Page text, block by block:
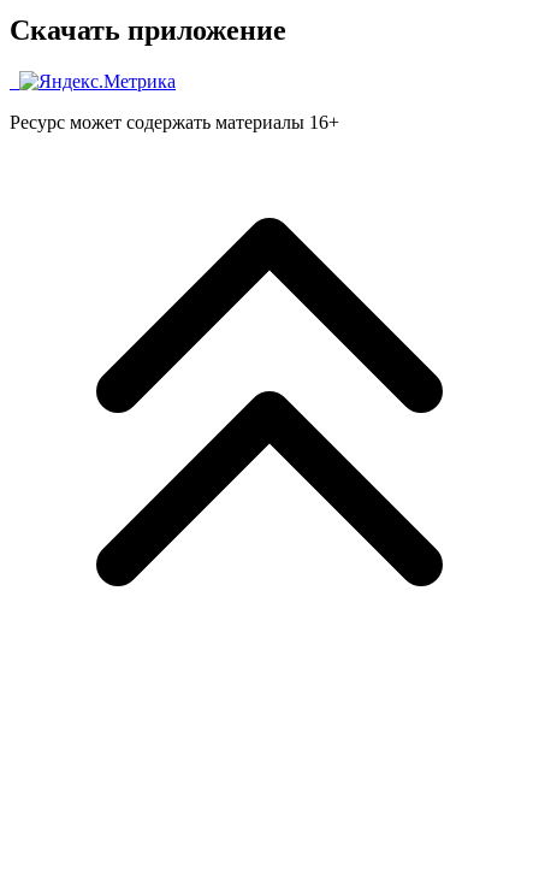
Скачать приложение
Ресурс может содержать материалы 16+